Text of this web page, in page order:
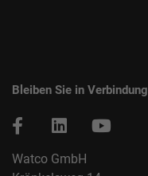
Bleiben Sie in Verbindung
Watco GmbH